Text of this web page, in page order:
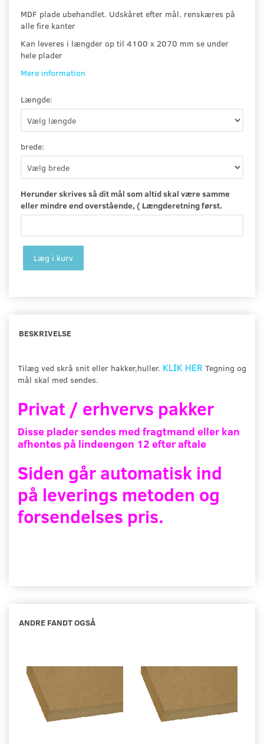
MDF plade ubehandlet. Udskåret efter mål. renskæres på
alle fire kanter
Kan leveres i længder op til 4100 x 2070 mm se under
hele plader
Mere information
Længde:
brede:
Herunder skrives så dit mål som altid skal være samme
eller mindre end overstående, ( Længderetning først.
Læg i kurv
BESKRIVELSE
Tilæg ved skrå snit eller hakker,huller. KLIK HER Tegning og
mål skal med sendes.
Privat / erhvervs pakker
Disse plader sendes med fragtmand eller kan
afhentes på lindeengen 12 efter aftale
Siden går automatisk ind
på leverings metoden og
forsendelses pris.
ANDRE FANDT OGSÅ